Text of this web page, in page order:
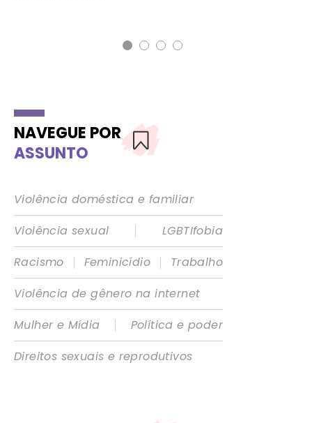
NAVEGUE POR
ASSUNTO
Violência doméstica e familiar
Violência sexual
|
LGBTIfobia
Racismo
| Feminicídio |
Trabalho
Violência de gênero na internet
Mulher e Mídia
|
Política e poder
Direitos sexuais e reprodutivos